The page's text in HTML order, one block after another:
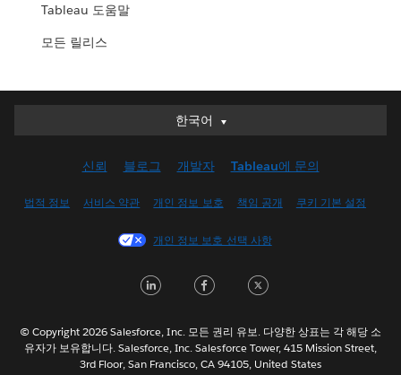
Tableau 도움말
모든 릴리스
한국어
한국어
English (UK)
Français (Canada)
Italiano
Nederlands
Português
신뢰 블로그 개발자 Tableau에 문의
법적 정보 서비스 약관 개인 정보 보호 책임 공개 쿠키 기본 설정
개인 정보 보호 선택 사항
LinkedInFacebook
© Copyright 2026 Salesforce, Inc. 모든 권리 유보. 다양한 상표는 각 해당 소
유자가 보유합니다. Salesforce, Inc. Salesforce Tower, 415 Mission Street,
3rd Floor, San Francisco, CA 94105, United States